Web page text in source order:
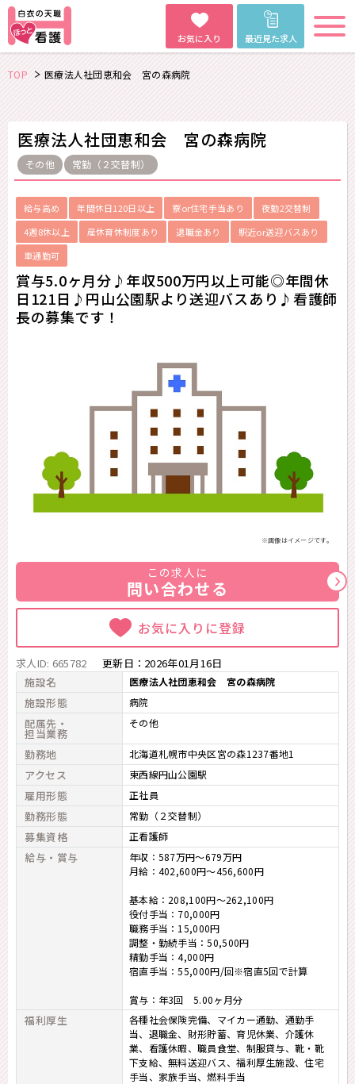
お気に入り 最近見た求人
TOP 医療法人社団恵和会 宮の森病院
医療法人社団恵和会 宮の森病院
その他 常勤（２交替制）
給与高め 年間休日120日以上 寮or住宅手当あり
夜勤2交替制
4週8休以上
産休育休制度あり 退職金あり
駅近or送迎バスあり
車通勤可
賞与5.0ヶ月分♪年収500万円以上可能◎年間休
日121日♪円山公園駅より送迎バスあり♪看護師
長の募集です！
※画像はイメージです。
この求人に
問い合わせる
お気に入りに登録
求人ID: 665782 更新日： 2026年01月16日
施設名
医療法人社団恵和会 宮の森病院
施設形態 病院
配属先・
担当業務
その他
勤務地 北海道札幌市中央区宮の森1237番地1
アクセス 東西線円山公園駅
雇用形態 正社員
勤務形態 常勤（２交替制）
募集資格 正看護師
給与・賞与
年収：587万円～679万円
月給：402,600円～456,600円
基本給：208,100円～262,100円
役付手当：70,000円
職務手当：15,000円
調整・勤続手当：50,500円
精勤手当：4,000円
宿直手当：55,000円/回※宿直5回で計算
賞与：年3回 5.00ヶ月分
福利厚生
各種社会保険完備、マイカー通勤、通勤手
当、退職金、財形貯蓄、育児休業、介護休
業、看護休暇、職員食堂、制服貸与、靴・靴
下支給、無料送迎バス、福利厚生施設、住宅
手当、家族手当、燃料手当